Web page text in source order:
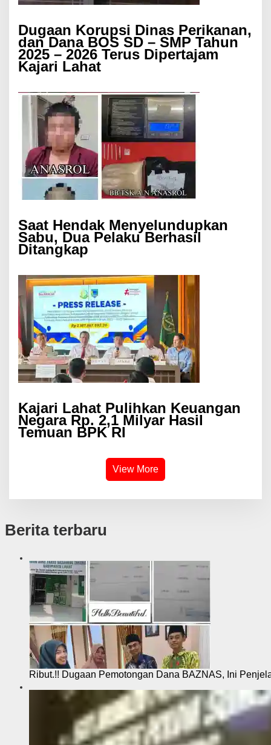
Dugaan Korupsi Dinas Perikanan,
dan Dana BOS SD – SMP Tahun
2025 – 2026 Terus Dipertajam
Kajari Lahat
Saat Hendak Menyelundupkan
Sabu, Dua Pelaku Berhasil
Ditangkap
Kajari Lahat Pulihkan Keuangan
Negara Rp. 2,1 Milyar Hasil
Temuan BPK RI
View More
Berita terbaru
Ribut.!! Dugaan Pemotongan Dana BAZNAS, Ini